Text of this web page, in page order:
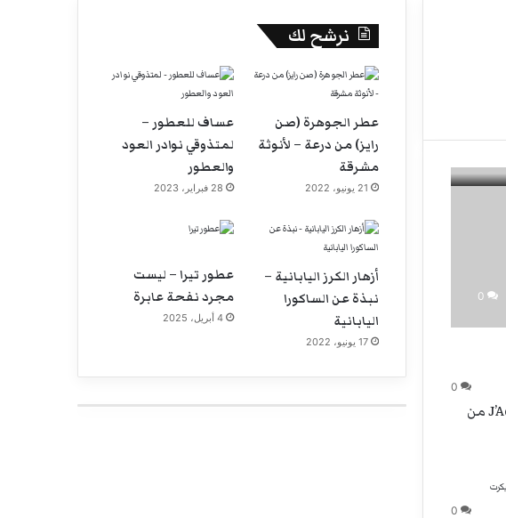
0
0
عطر جادور لور J’Adore l’Or من
0
نرشح لك
عطر الجوهرة (صن
رايز) من درعة – لأنوثة
مشرقة
21 يونيو، 2022
عساف للعطور –
لمتذوقي نوادر العود
والعطور
28 فبراير، 2023
أزهار الكرز اليابانية –
نبذة عن الساكورا
اليابانية
17 يونيو، 2022
عطور تيرا – ليست
مجرد نفحة عابرة
4 أبريل، 2025